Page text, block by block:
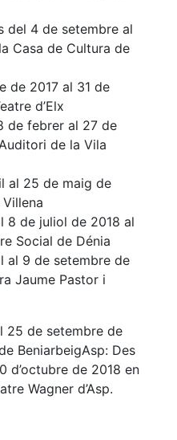
del 4 de setembre al
Casa de Cultura de
de 2017 al 31 de
d’Elx
de febrer al 27 de
de la Vila
al 25 de maig de
8 de juliol de 2018 al
Social de Dénia
al 9 de setembre de
Jaume Pastor i
25 de setembre de
BeniarbeigAsp: Des
d’octubre de 2018 en
Wagner d’Asp.